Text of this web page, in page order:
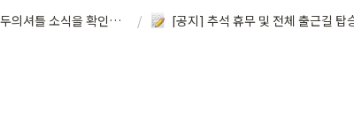
모두의셔틀 소식을 확인해보세요! /